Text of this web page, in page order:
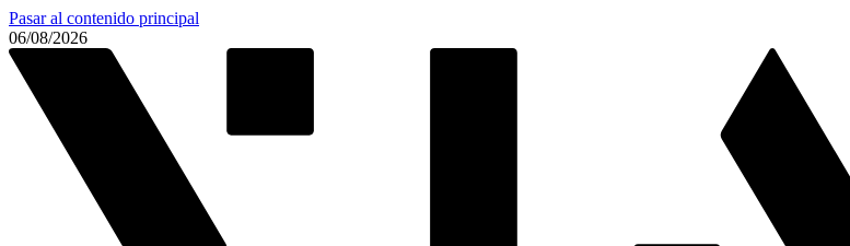
Pasar al contenido principal
06/08/2026